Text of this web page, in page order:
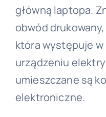
główną laptopa.
obwód
która występuje w
urządzeniu
umieszczane są
elektroniczne.